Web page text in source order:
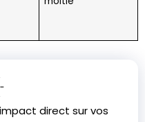
direct sur vos